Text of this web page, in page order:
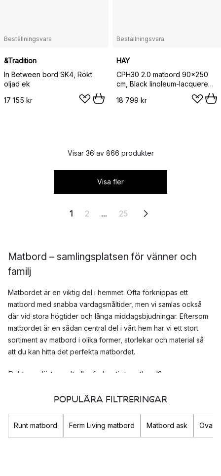
Beställningsvara
&Tradition
In Between bord SK4, Rökt
oljad ek
17 155 kr
Beställningsvara
HAY
CPH30 2.0 matbord 90x250
cm, Black linoleum-lacquered
18 799 kr
Visar 36 av 866 produkter
Visa fler
1 2 ... 25
Matbord – samlingsplatsen för vänner och
familj
Matbordet är en viktig del i hemmet. Ofta förknippas ett
matbord med snabba vardagsmåltider, men vi samlas också
där vid stora högtider och långa middagsbjudningar. Eftersom
matbordet är en sådan central del i vårt hem har vi ett stort
sortiment av matbord i olika former, storlekar och material så
att du kan hitta det perfekta matbordet.
Rektangulärt, ovalt eller fyrkantigt matbord?
att veta vilket som passar bäst in hos dig. Rektangulära
matbord kan vara lättare att möblera med om man vill få plats
med många personer. Ovala och runda matbord behöver
oftast vara lite större om man vill få plats med samma antal
POPULÄRA FILTRERINGAR
Runt matbord Ferm Living matbord Matbord ask Ovalt